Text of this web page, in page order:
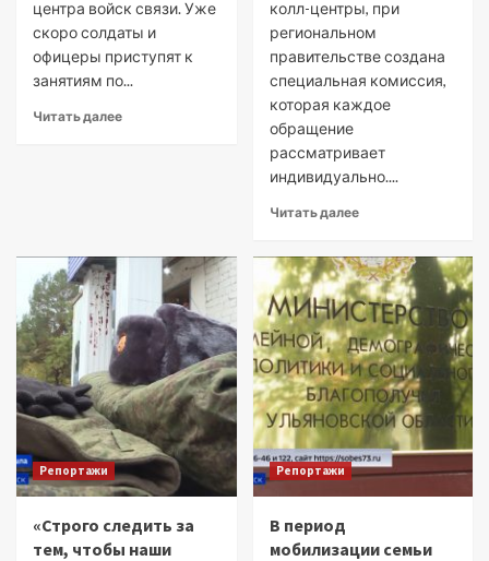
центра войск связи. Уже
скоро солдаты и
офицеры приступят к
занятиям по...
Читать далее
колл-центры, при
региональном
правительстве создана
специальная комиссия,
которая каждое
обращение
рассматривает
индивидуально....
Читать далее
Репортажи
«Строго следить за
тем, чтобы наши
Репортажи
В период
мобилизации семьи